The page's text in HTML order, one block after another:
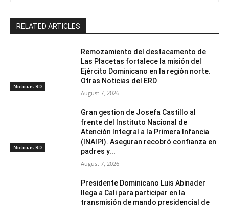
RELATED ARTICLES
Noticias RD
Remozamiento del destacamento de
Las Placetas fortalece la misión del
Ejército Dominicano en la región norte.
Otras Noticias del ERD
August 7, 2026
Noticias RD
Gran gestion de Josefa Castillo al
frente del Instituto Nacional de
Atención Integral a la Primera Infancia
(INAIPI). Aseguran recobró confianza en
padres y...
August 7, 2026
Presidente Dominicano Luis Abinader
llega a Cali para participar en la
transmisión de mando presidencial de